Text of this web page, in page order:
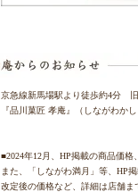
京急線新馬場駅より徒歩約4分
『品川菓匠 孝庵』（しながわか
■2024年12月、HP掲載の商品価
また、「しながわ満月」等、HP
改定後の価格など、詳細は店舗ま